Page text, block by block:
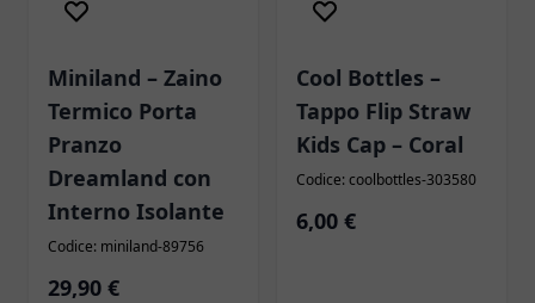
Miniland – Zaino
Termico Porta
Pranzo
Dreamland con
Interno Isolante
Codice: miniland-89756
29,90 €
Cool Bottles –
Tappo Flip Straw
Kids Cap – Coral
Codice: coolbottles-303580
6,00 €